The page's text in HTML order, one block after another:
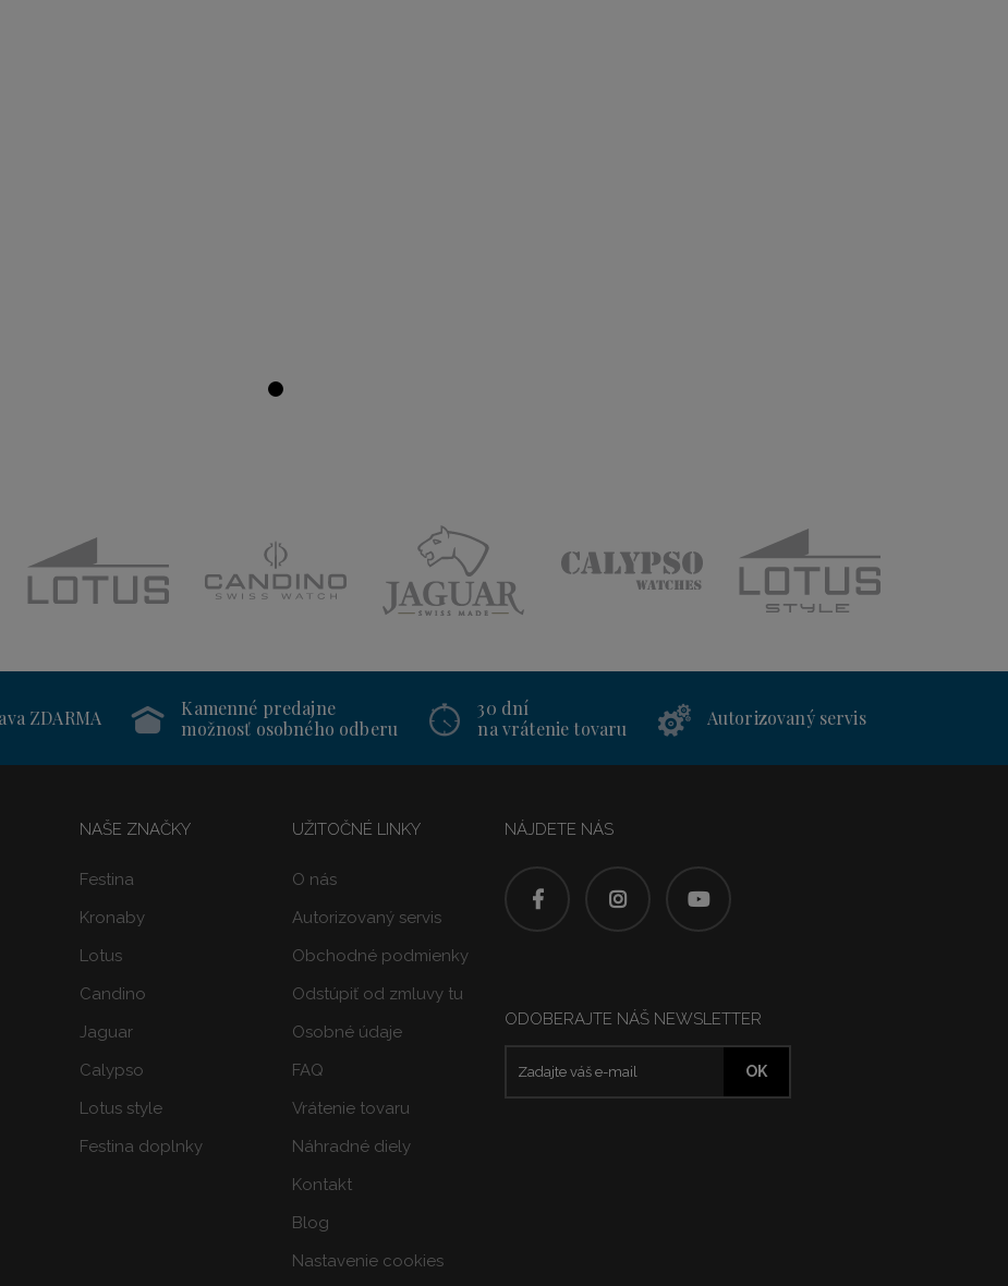
ZDARMA
Kamenné predajne
možnosť osobného odberu
30 dní
na vrátenie tovaru
Autorizovaný servis
NAŠE ZNAČKY
Festina
Kronaby
Lotus
Candino
Jaguar
Calypso
Lotus style
Festina doplnky
UŽITOČNÉ LINKY
O nás
Autorizovaný servis
Obchodné podmienky
Odstúpiť od zmluvy tu
Osobné údaje
FAQ
Vrátenie tovaru
Náhradné diely
Kontakt
Blog
Nastavenie cookies
NÁJDETE NÁS
ODOBERAJTE NÁŠ NEWSLETTER